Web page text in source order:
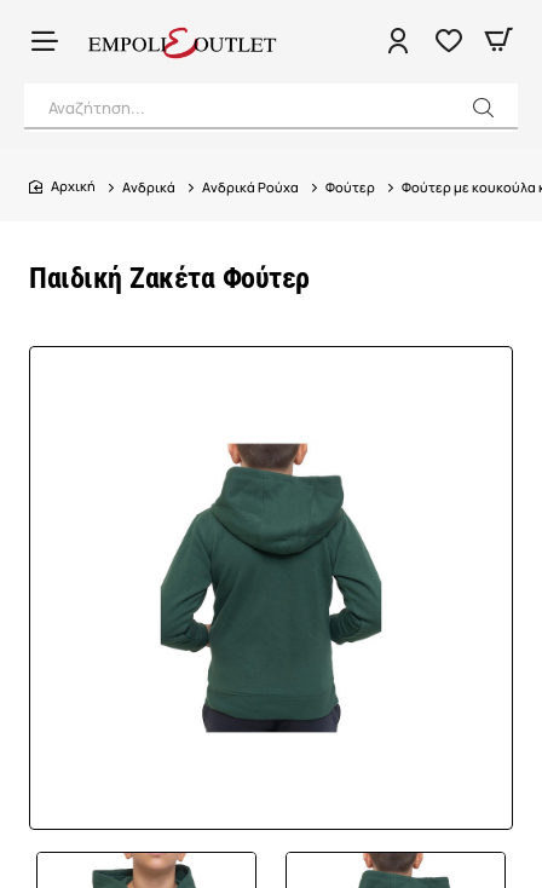
Αναζήτηση...
Παιδική Ζακέτα Φούτερ
home
Ανδρικά Ανδρικά Ρούχα Φούτερ Φούτερ με κουκούλα